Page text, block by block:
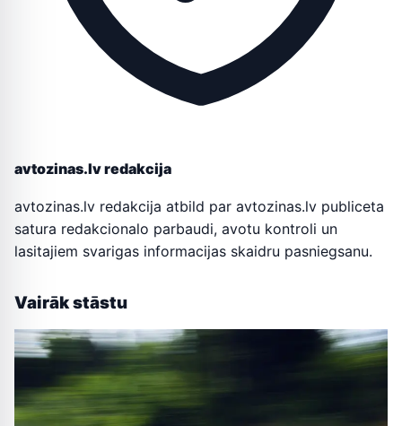
avtozinas.lv redakcija
avtozinas.lv redakcija atbild par avtozinas.lv publiceta
satura redakcionalo parbaudi, avotu kontroli un
lasitajiem svarigas informacijas skaidru pasniegsanu.
Vairāk stāstu